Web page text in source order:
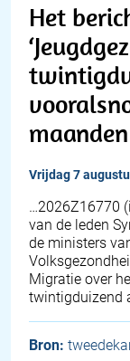
Het
vrijdag 7
… 2026Z16770
van de leden
de ministers
Migratie over
twintigduizend
Bron: